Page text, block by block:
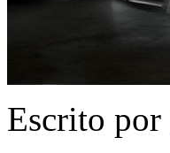
Escrito por